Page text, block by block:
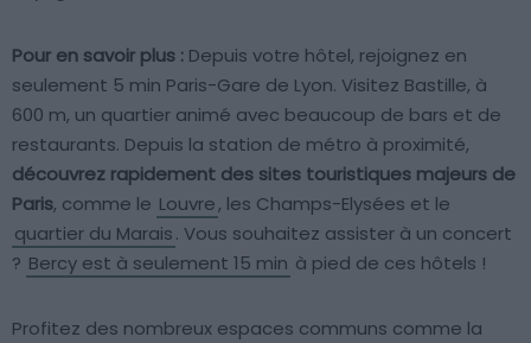
Pour en savoir plus : Depuis votre hôtel, rejoignez en
seulement 5 min Paris-Gare de Lyon. Visitez Bastille, à
600 m, un quartier animé avec beaucoup de bars et de
restaurants. Depuis la station de métro à proximité,
découvrez rapidement des sites touristiques majeurs de
Paris, comme le Louvre, les Champs-Elysées et le
quartier du Marais. Vous souhaitez assister à un concert
? Bercy est à seulement 15 min à pied de ces hôtels !
Profitez des nombreux espaces communs comme la